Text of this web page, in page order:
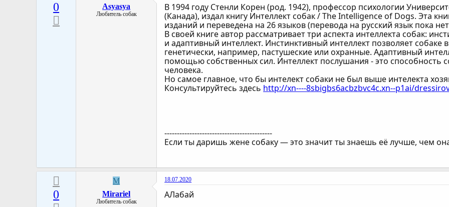
0
Asyasya
Любитель собак
В 1994 году Стенли Корен (род. 1942), профессор психологии
(Канада), издал книгу Интеллект собак / The Intelligence of Dogs. Эта
изданий и переведена на 26 языков (перевода на русский язык пока
В своей книге автор рассматривает три аспекта интеллекта собак:
и адаптивный интеллект. Инстинктивный интеллект позволяет
генетически, например, пастушеские или охранные. Адаптивный
помощью собственных сил. Интеллект послушания - это способность
человека.
Но самое главное, что бы интелект собаки не был выше интелекта
Консультируйтесь здесь http://xn----8sbigbs6acbzbvc4c.xn--p1ai/
-------------------------------------------
Если ты даришь жене собаку — это значит ты знаешь её лучше, чем
0
M
Mirariel
Любитель собак
18.07.2020
АЛабай